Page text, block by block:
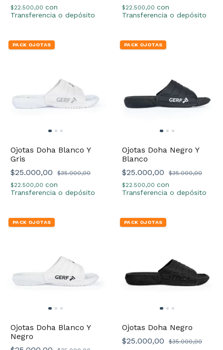
$22.500,00 con
Transferencia o depósito
$22.500,00 con
Transferencia o depósito
PACK OJOTAS
Ojotas Doha Blanco Y
Gris
$25.000,00
$35.000,00
$22.500,00 con
Transferencia o depósito
PACK OJOTAS
Ojotas Doha Negro Y
Blanco
$25.000,00
$35.000,00
$22.500,00 con
Transferencia o depósito
PACK OJOTAS
Ojotas Doha Blanco Y
Negro
PACK OJOTAS
Ojotas Doha Negro
$25.000,00
$35.000,00